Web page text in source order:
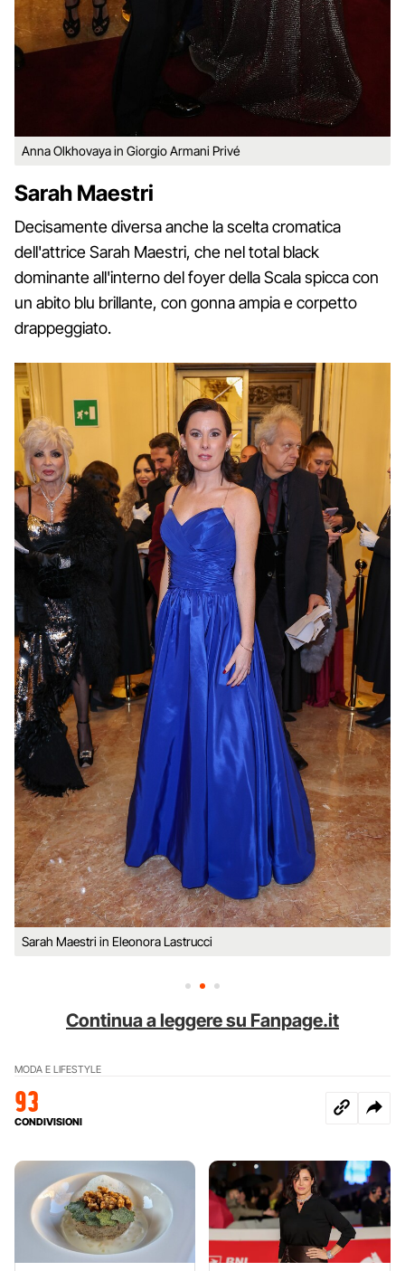
Anna Olkhovaya in Giorgio Armani Privé
Sarah Maestri
Decisamente diversa anche la scelta cromatica
dell'attrice Sarah Maestri, che nel total black
dominante all'interno del foyer della Scala spicca con
un abito blu brillante, con gonna ampia e corpetto
drappeggiato.
Sarah Maestri in Eleonora Lastrucci
Continua a leggere su Fanpage.it
MODA E LIFESTYLE
93
CONDIVISIONI